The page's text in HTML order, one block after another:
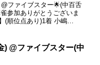
ファイブスター🌟(中百舌
参加ありがとうございま
(順位点あり)1着 小嶋
) @ファイブスター(中